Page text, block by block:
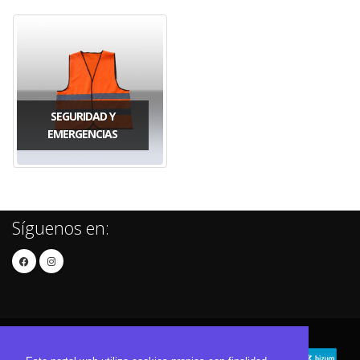
SEGURIDAD Y
EMERGENCIAS
Síguenos en: